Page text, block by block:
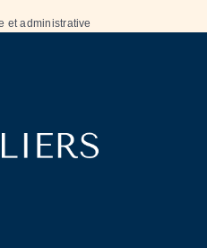
et administrative